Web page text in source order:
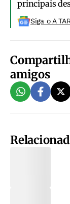
principais
Siga o A
amigos